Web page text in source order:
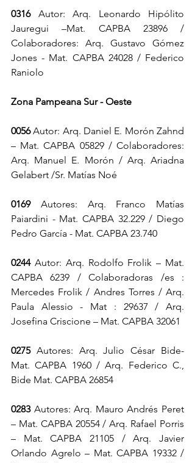
0316 Autor: Arq. Leonardo Hipólito
Jauregui –Mat. CAPBA 23896 /
Colaboradores: Arq. Gustavo Gómez
Jones - Mat. CAPBA 24028 / Federico
Raniolo
Zona Pampeana Sur - Oeste
0056 Autor: Arq. Daniel E. Morón Zahnd
– Mat. CAPBA 05829 / Colaboradores:
Arq. Manuel E. Morón / Arq. Ariadna
Gelabert /Sr. Matías Noé
0169 Autores: Arq. Franco Matías
Paiardini - Mat. CAPBA 32.229 / Diego
Pedro García - Mat. CAPBA 23.740
0244 Autor: Arq. Rodolfo Frolik – Mat.
CAPBA 6239 / Colaboradoras /es :
Mercedes Frolik / Andres Torres / Arq.
Paula Alessio - Mat : 29637 / Arq.
Josefina Criscione – Mat. CAPBA 32061
0275 Autores: Arq. Julio César Bide-
Mat. CAPBA 1960 / Arq. Federico C.,
Bide Mat. CAPBA 26854
0283 Autores: Arq. Mauro Andrés Peret
– Mat. CAPBA 20554 / Arq. Rafael Porris
– Mat. CAPBA 21105 / Arq. Javier
Orlando Agrelo – Mat. CAPBA 19332 /